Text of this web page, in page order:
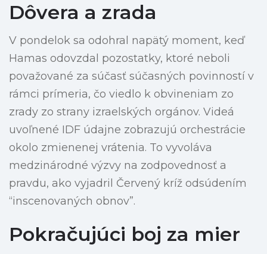
Dôvera a zrada
V pondelok sa odohral napätý moment, keď
Hamas odovzdal pozostatky, ktoré neboli
považované za súčasť súčasných povinností v
rámci prímeria, čo viedlo k obvineniam zo
zrady zo strany izraelských orgánov. Videá
uvoľnené IDF údajne zobrazujú orchestrácie
okolo zmienenej vrátenia. To vyvoláva
medzinárodné výzvy na zodpovednosť a
pravdu, ako vyjadril Červený kríž odsúdením
“inscenovaných obnov”.
Pokračujúci boj za mier